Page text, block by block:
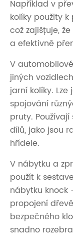
Například v
kolíky použity
což zajišťuje,
a efektivně
V
jiných
jarní kolíky.
spojování
pruty.
dílů, jako jsou
hřídele.
V nábytku a
použít k
nábytku knock
propojení
bezpečného
snadno